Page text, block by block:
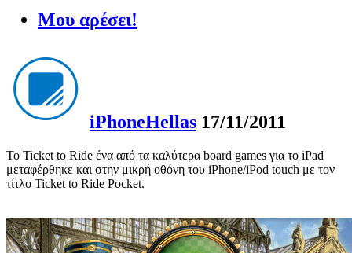
Μου αρέσει!
iPhoneHellas 17/11/2011
To Ticket to Ride ένα από τα καλύτερα board games για το iPad
μεταφέρθηκε και στην μικρή οθόνη του iPhone/iPod touch με τον
τίτλο Ticket to Ride Pocket.